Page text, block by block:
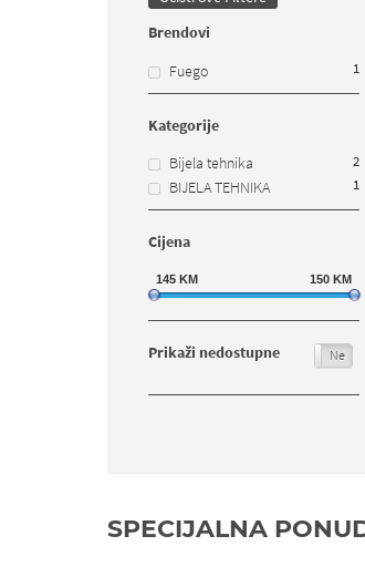
Brendovi
Fuego
1
Kategorije
Bijela tehnika
2
BIJELA TEHNIKA 1
Cijena
145 KM 150 KM
Prikaži nedostupne Ne
SPECIJALNA